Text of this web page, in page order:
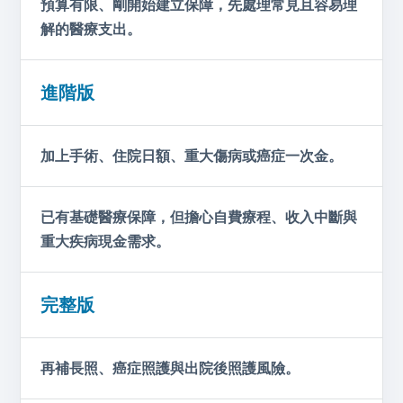
預算有限、剛開始建立保障，先處理常見且容易理
解的醫療支出。
進階版
加上手術、住院日額、重大傷病或癌症一次金。
已有基礎醫療保障，但擔心自費療程、收入中斷與
重大疾病現金需求。
完整版
再補長照、癌症照護與出院後照護風險。